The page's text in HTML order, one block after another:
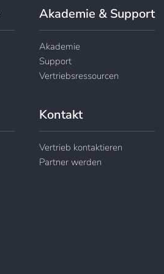
Akademie & Support
Akademie
Support
Vertriebsressourcen
Kontakt
Vertrieb kontaktieren
Partner werden